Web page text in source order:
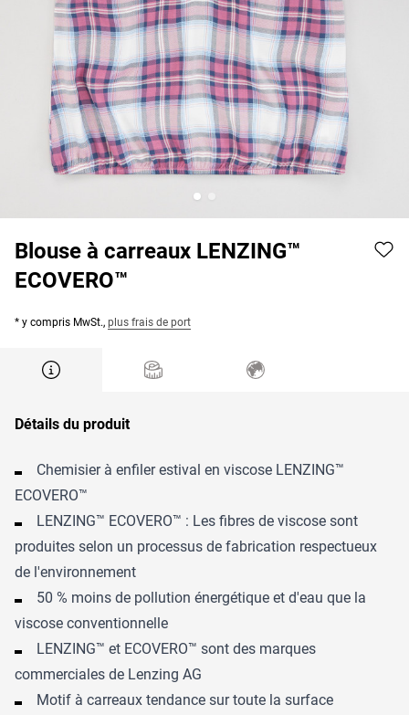
Blouse à carreaux LENZING™
ECOVERO™
* y compris MwSt., plus frais de port
Détails du produit
Chemisier à enfiler estival en viscose LENZING™
ECOVERO™
LENZING™ ECOVERO™ : Les fibres de viscose sont
produites selon un processus de fabrication respectueux
de l'environnement
50 % moins de pollution énergétique et d'eau que la
viscose conventionnelle
LENZING™ et ECOVERO™ sont des marques
commerciales de Lenzing AG
Motif à carreaux tendance sur toute la surface